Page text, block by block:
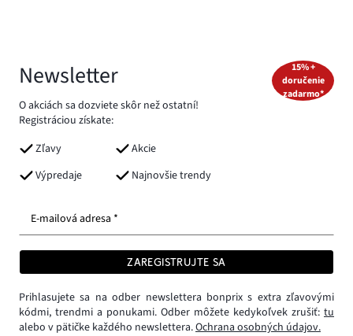
Newsletter
O akciách sa dozviete skôr než ostatní!
Registráciou získate:
Zľavy
Akcie
Výpredaje
Najnovšie trendy
15% +
doručenie
zadarmo*
E-mailová adresa *
ZAREGISTRUJTE SA
Prihlasujete sa na odber newslettera bonprix s extra zľavovými
kódmi, trendmi a ponukami. Odber môžete kedykoľvek zrušiť: tu
alebo v pätičke každého newslettera.Ochrana osobných údajov.